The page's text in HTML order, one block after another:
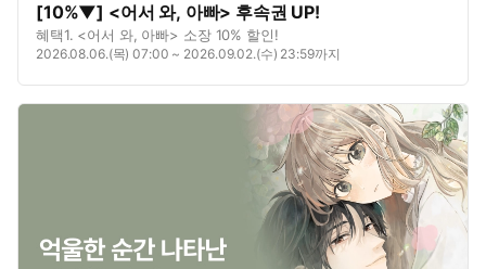
[10%▼] <어서 와, 아빠> 후속권 UP!
혜택1. <어서 와, 아빠> 소장 10% 할인!
2026.08.06.(목) 07:00 ~ 2026.09.02.(수) 23:59까지